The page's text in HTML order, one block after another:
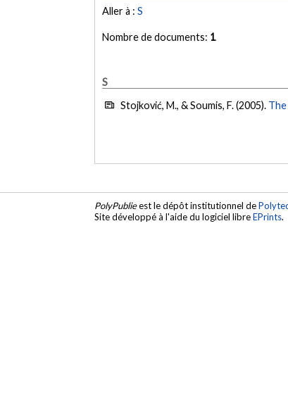
Aller à :S
Nombre de documents: 1
S
Stojković, M., & Soumis, F. (2005).
PolyPublieest le dépôt institutionnel de
Site développé à l'aide du logiciel libreEPrints.